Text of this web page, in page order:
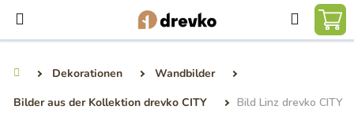
Inhalt
springen
Suchen
Dekorationen
Wandbilder
Bilder aus der Kollektion drevko CITY
Bild Linz drevko CITY